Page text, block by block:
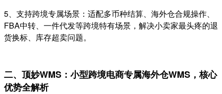
5、支持跨境专属场景：适配多币种结算、海外仓合规操作、
FBA中转、一件代发等跨境特有场景，解决小卖家最头疼的退
货换标、库存超卖问题。
二、顶妙WMS：小型跨境电商专属海外仓WMS，核心
优势全解析